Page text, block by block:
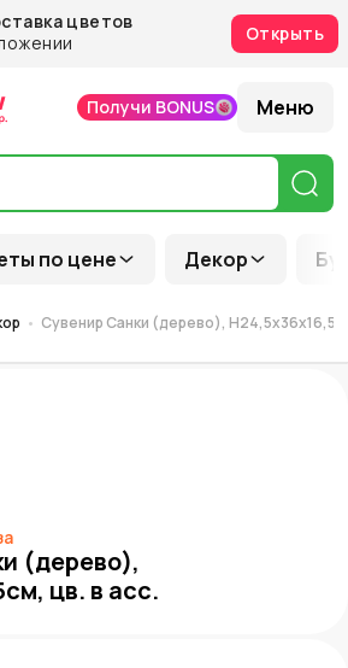
цветов
Открыть
по цене Декор
Получи BONUS Меню
Сувенир Санки (дерево),
(дерево),
цв. в асс.